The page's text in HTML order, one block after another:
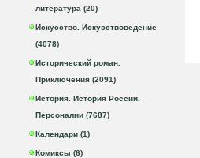
литература (20)
Искусство. Искусствоведение
(4078)
Исторический роман.
Приключения (2091)
История. История России.
Персоналии (7687)
Календари (1)
Комиксы (6)